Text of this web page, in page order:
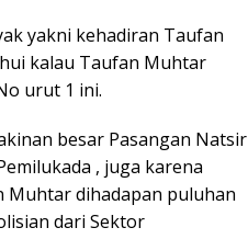
yakni kehadiran Taufan
kalau Taufan Muhtar
urut 1 ini.
besar Pasangan Natsir
, juga karena
Muhtar dihadapan puluhan
dari Sektor